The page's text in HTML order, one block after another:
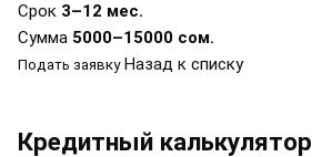
Срок 3–12 мес.
Сумма 5000–15000 сом.
Подать заявку Назад к списку
Кредитный калькулятор